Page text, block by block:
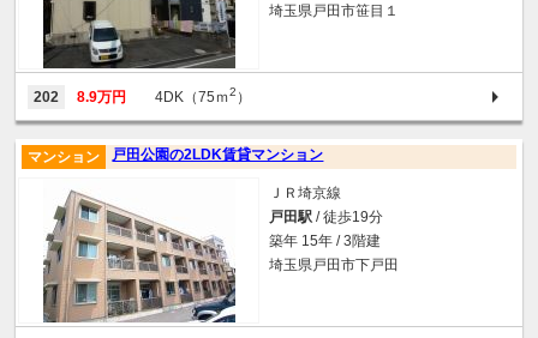
埼玉県戸田市笹目１
202 8.9万円 4DK（75ｍ2 ）
戸田公園の2LDK賃貸マンション
マンション
ＪＲ埼京線
戸田駅 / 徒歩19分
築年 15年 / 3階建
埼玉県戸田市下戸田